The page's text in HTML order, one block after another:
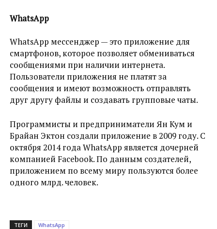
WhatsApp
WhatsApp мессенджер — это приложение для
смартфонов, которое позволяет обмениваться
сообщениями при наличии интернета.
Пользователи приложения не платят за
сообщения и имеют возможность отправлять
друг другу файлы и создавать групповые чаты.
Программисты и предприниматели Ян Кум и
Брайан Эктон создали приложение в 2009 году. С
октября 2014 года WhatsApp является дочерней
компанией Facebook. По данным создателей,
приложением по всему миру пользуются более
одного млрд. человек.
ТЕГИ WhatsApp